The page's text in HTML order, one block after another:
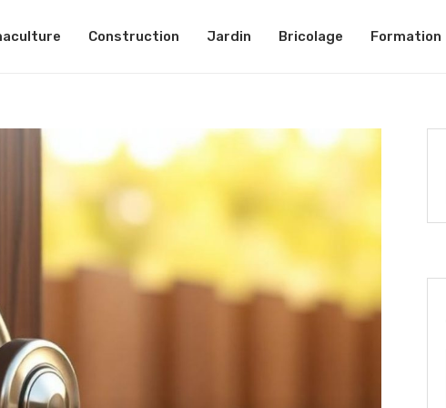
Construction Jardin Bricolage Formation